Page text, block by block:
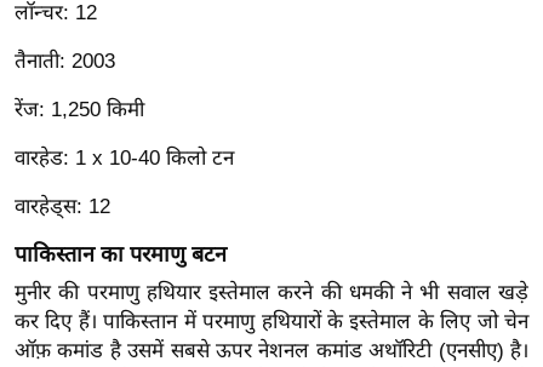
क्षा
ध
ज्यो
ति
भु
म
हि
मा
लॉन्चर: 12
तैनाती: 2003
रेंज: 1,250 किमी
वारहेड: 1 x 10-40 किलो टन
वारहेड्स: 12
पाकिस्तान का परमाणु बटन
मुनीर की परमाणु हथियार इस्तेमाल करने की धमकी ने भी सवाल खड़े
कर दिए हैं। पाकिस्तान में परमाणु हथियारों के इस्तेमाल के लिए जो चेन
ऑफ़ कमांड है उसमें सबसे ऊपर नेशनल कमांड अथॉरिटी (एनसीए) है।